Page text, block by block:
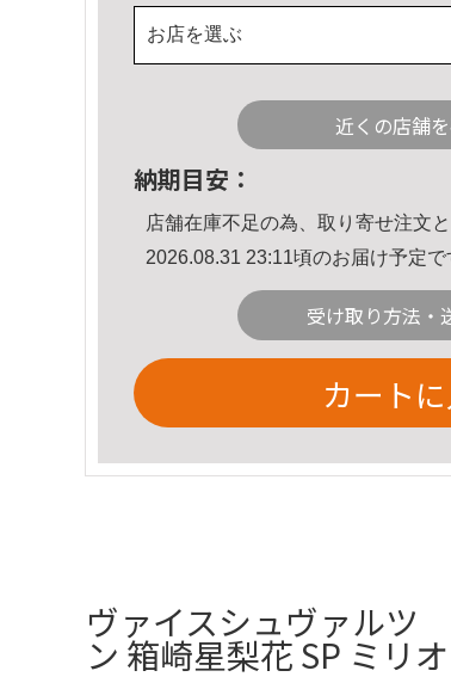
お店を選ぶ
近くの店舗
納期目安：
店舗在庫不足の為、取り寄せ注文と
2026.08.31 23:11頃のお届け予定で
受け取り方法・
カート
ヴァイスシュヴァル
ン 箱崎星梨花 SP ミリ